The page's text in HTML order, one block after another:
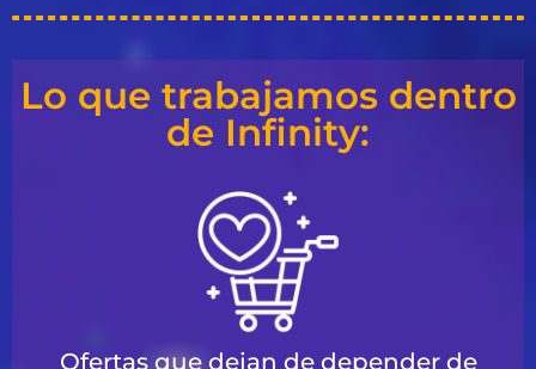
Lo que trabajamos dentro
de Infinity:
Ofertas que dejan de depender de